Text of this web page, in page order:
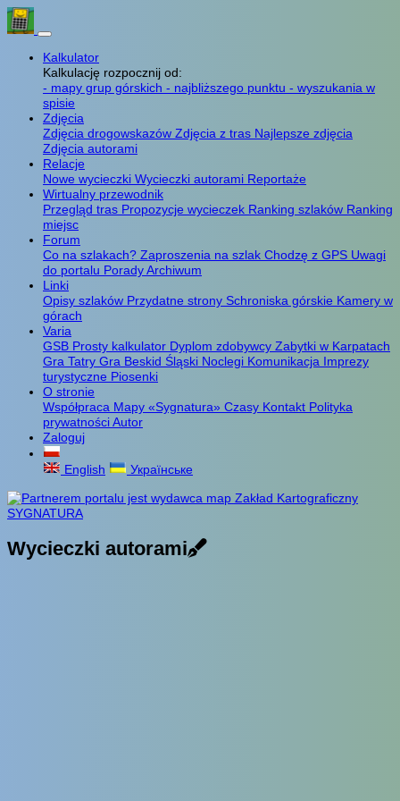
Kalkulator
Kalkulację rozpocznij od:
- mapy grup górskich - najbliższego punktu - wyszukania w
spisie
Zdjęcia
Zdjęcia drogowskazów Zdjęcia z tras Najlepsze zdjęcia
Zdjęcia autorami
Relacje
Nowe wycieczki Wycieczki autorami Reportaże
Wirtualny przewodnik
Przegląd tras Propozycje wycieczek Ranking szlaków Ranking
miejsc
Forum
Co na szlakach? Zaproszenia na szlak Chodzę z GPS Uwagi
do portalu PoradyArchiwum
Linki
Opisy szlaków Przydatne strony Schroniska górskie Kamery w
górach
Varia
GSB Prosty kalkulator Dyplom zdobywcy Zabytki w Karpatach
Gra Tatry Gra Beskid Śląski Noclegi Komunikacja Imprezy
turystyczne Piosenki
O stronie
Współpraca Mapy «Sygnatura» Czasy Kontakt Polityka
prywatnościAutor
Zaloguj
English Українське
Wycieczki autorami